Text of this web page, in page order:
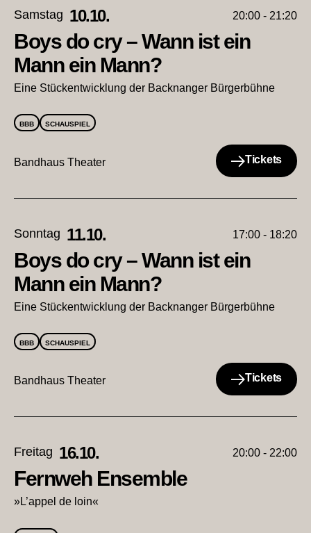
Samstag 10.10. 20:00 - 21:20
Boys do cry – Wann ist ein
Mann ein Mann?
Eine Stückentwicklung der Backnanger Bürgerbühne
BBB SCHAUSPIEL
Bandhaus Theater Tickets
Sonntag 11.10. 17:00 - 18:20
Boys do cry – Wann ist ein
Mann ein Mann?
Eine Stückentwicklung der Backnanger Bürgerbühne
BBB SCHAUSPIEL
Bandhaus Theater Tickets
Freitag 16.10. 20:00 - 22:00
Fernweh Ensemble
»L’appel de loin«